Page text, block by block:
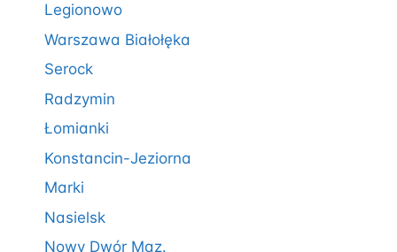
Legionowo
Warszawa Białołęka
Serock
Radzymin
Łomianki
Konstancin-Jeziorna
Marki
Nasielsk
Nowy Dwór Maz.